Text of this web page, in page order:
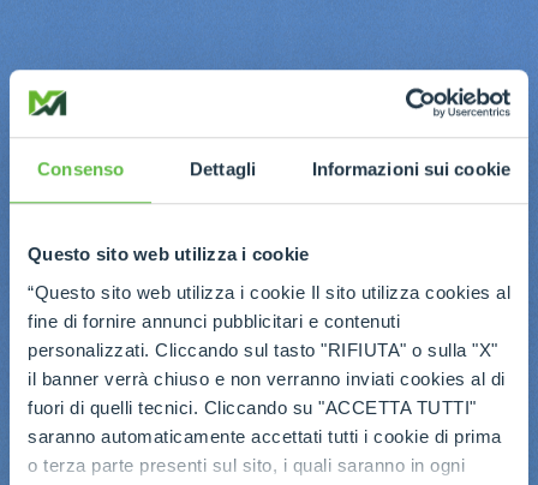
Consenso Dettagli Informazioni sui cookie
Questo sito web utilizza i cookie
“Questo sito web utilizza i cookie Il sito utilizza cookies al
fine di fornire annunci pubblicitari e contenuti
personalizzati. Cliccando sul tasto "RIFIUTA" o sulla "X"
il banner verrà chiuso e non verranno inviati cookies al di
fuori di quelli tecnici. Cliccando su "ACCETTA TUTTI"
saranno automaticamente accettati tutti i cookie di prima
o terza parte presenti sul sito, i quali saranno in ogni